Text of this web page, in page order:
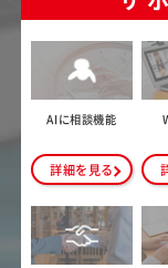
AIに相談機能
詳細を見る